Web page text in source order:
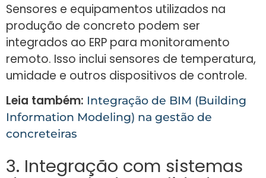
Sensores e equipamentos utilizados na
produção de concreto podem ser
integrados ao ERP para monitoramento
remoto. Isso inclui sensores de temperatura,
umidade e outros dispositivos de controle.
Leia também: Integração de BIM (Building
Information Modeling) na gestão de
concreteiras
3. Integração com sistemas